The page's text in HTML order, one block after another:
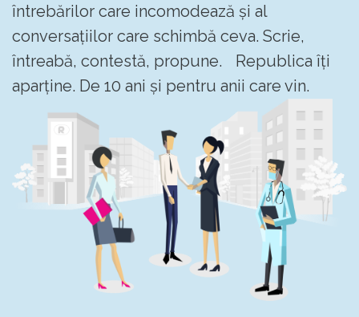
întrebărilor care incomodează și al
conversațiilor care schimbă ceva. Scrie,
întreabă, contestă, propune. Republica îți
aparține. De 10 ani și pentru anii care vin.